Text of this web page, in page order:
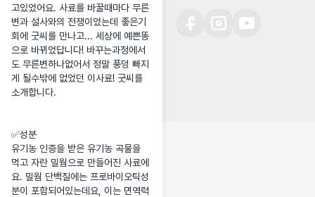
고있었어요. 사료를 바꿀때마다 무른
변과 설사와의 전쟁이었는데 좋은기
회에 굿씨를 만나고... 세상에 예쁜똥
으로 바뀌었답니다! 바꾸는과정에서
도 무른변하나없어서 정말 풍덩 빠지
게 될수밖에 없었던 이사료! 굿씨를
소개합니다.
✅️성분
유기농 인증을 받은 유기농 곡물을
먹고 자란 밀웜으로 만들어진 사료에
요. 밀웜 단백질에는 프로바이오틱성
분이 포함되어있는데요, 이는 면역력